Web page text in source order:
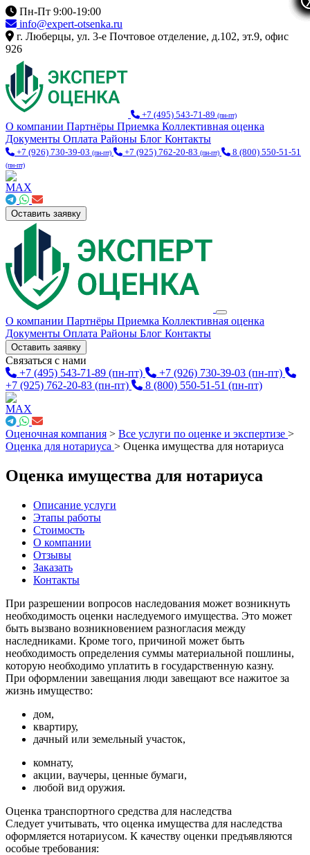
Пн-Пт 9:00-19:00
info@expert-otsenka.ru
г. Люберцы, ул. 3-е Почтовое отделение, д.102, эт.9, офис
926
+7 (495) 543-71-89 (пн-пт)
О компании Партнёры Приемка Коллективная оценка
Документы Оплата Районы Блог Контакты
+7 (926) 730-39-03 (пн-пт) +7 (925) 762-20-83 (пн-пт) 8 (800) 550-51-51
(пн-пт)
Оставить заявку
О компании Партнёры Приемка Коллективная оценка
Документы Оплата Районы Блог Контакты
Оставить заявку
Связаться с нами
+7 (495) 543-71-89 (пн-пт) +7 (926) 730-39-03 (пн-пт)
+7 (925) 762-20-83 (пн-пт) 8 (800) 550-51-51 (пн-пт)
Оценочная компания > Все услуги по оценке и экспертизе >
Оценка для нотариуса > Оценка имущества для нотариуса
Оценка имущества для нотариуса
Описание услуги
Этапы работы
Стоимость
О компании
Отзывы
Заказать
Контакты
При разрешении вопросов наследования может возникнуть
необходимость оценки наследуемого имущества. Это может
быть вызвано возникновением разногласия между
наследниками. Кроме того, причиной может быть
необходимость определения суммы материальной пошлины,
которую необходимо уплатить в государственную казну.
При оформлении завещания люди завещают все нажитое за
жизнь имущество:
дом,
квартиру,
дачный или земельный участок,
комнату,
акции, ваучеры, ценные бумаги,
любой вид оружия.
Оценка транспортного средства для наследства
Следует учитывать, что оценка имущества для наследства
оформляется нотариусом. К качеству оценки предъявляются
особые требования: